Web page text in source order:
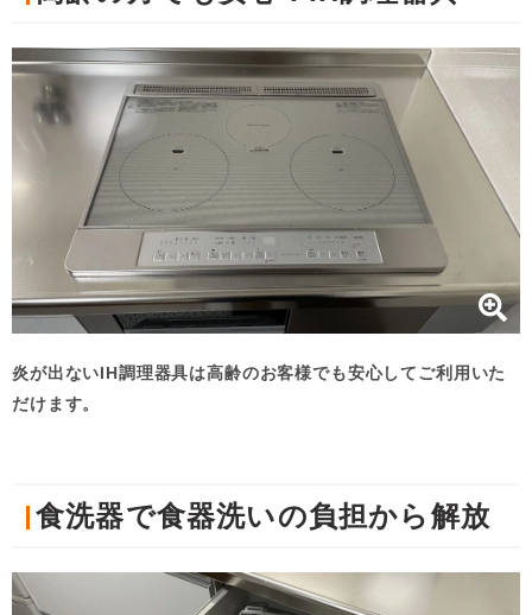
炎が出ないIH調理器具は高齢のお客様でも安心してご利用いた
だけます。
食洗器で食器洗いの負担から解放